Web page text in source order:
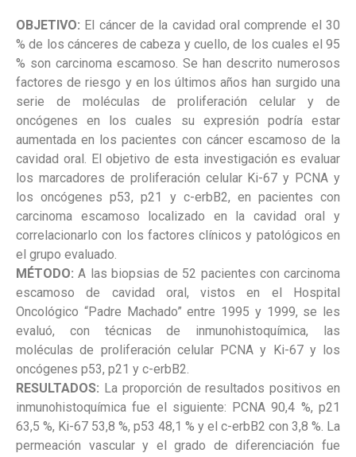
OBJETIVO: El cáncer de la cavidad oral comprende el 30
% de los cánceres de cabeza y cuello, de los cuales el 95
% son carcinoma escamoso. Se han descrito numerosos
factores de riesgo y en los últimos años han surgido una
serie de moléculas de proliferación celular y de
oncógenes en los cuales su expresión podría estar
aumentada en los pacientes con cáncer escamoso de la
cavidad oral. El objetivo de esta investigación es evaluar
los marcadores de proliferación celular Ki-67 y PCNA y
los oncógenes p53, p21 y c-erbB2, en pacientes con
carcinoma escamoso localizado en la cavidad oral y
correlacionarlo con los factores clínicos y patológicos en
el grupo evaluado.
MÉTODO:A las biopsias de 52 pacientes con carcinoma
escamoso de cavidad oral, vistos en el Hospital
Oncológico “Padre Machado” entre 1995 y 1999, se les
evaluó, con técnicas de inmunohistoquímica, las
moléculas de proliferación celular PCNA y Ki-67 y los
oncógenes p53, p21 y c-erbB2.
RESULTADOS: La proporción de resultados positivos en
inmunohistoquímica fue el siguiente: PCNA 90,4 %, p21
63,5 %, Ki-67 53,8 %, p53 48,1 % y el c-erbB2 con 3,8 %. La
permeación vascular y el grado de diferenciación fue